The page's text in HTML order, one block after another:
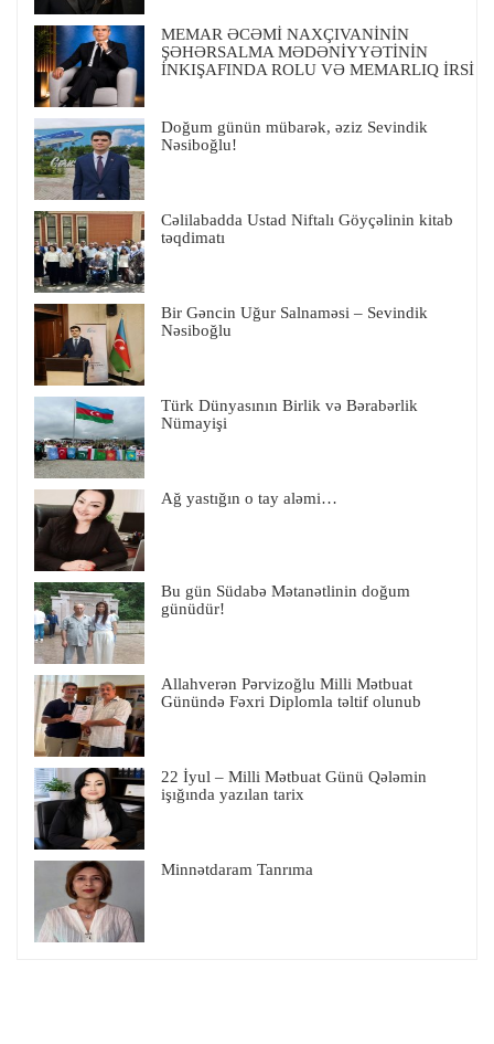
MEMAR ƏCƏMİ NAXÇIVANİNİN
ŞƏHƏRSALMA MƏDƏNİYYƏTİNİN
İNKIŞAFINDA ROLU VƏ MEMARLIQ İRSİ
Doğum günün mübarək, əziz Sevindik
Nəsiboğlu!
Cəlilabadda Ustad Niftalı Göyçəlinin kitab
təqdimatı
Bir Gəncin Uğur Salnaməsi – Sevindik
Nəsiboğlu
Türk Dünyasının Birlik və Bərabərlik
Nümayişi
Ağ yastığın o tay aləmi…
Bu gün Südabə Mətanətlinin doğum
günüdür!
Allahverən Pərvizoğlu Milli Mətbuat
Günündə Fəxri Diplomla təltif olunub
22 İyul – Milli Mətbuat Günü Qələmin
işığında yazılan tarix
Minnətdaram Tanrıma